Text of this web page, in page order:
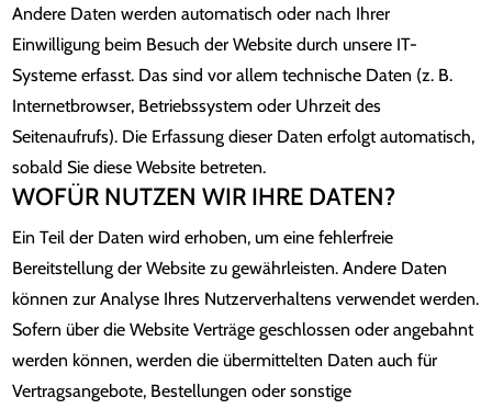
Andere Daten werden automatisch oder nach Ihrer
Einwilligung beim Besuch der Website durch unsere IT-
Systeme erfasst. Das sind vor allem technische Daten (z. B.
Internetbrowser, Betriebssystem oder Uhrzeit des
Seitenaufrufs). Die Erfassung dieser Daten erfolgt automatisch,
sobald Sie diese Website betreten.
WOFÜR NUTZEN WIR IHRE DATEN?
Ein Teil der Daten wird erhoben, um eine fehlerfreie
Bereitstellung der Website zu gewährleisten. Andere Daten
können zur Analyse Ihres Nutzerverhaltens verwendet werden.
Sofern über die Website Verträge geschlossen oder angebahnt
werden können, werden die übermittelten Daten auch für
Vertragsangebote, Bestellungen oder sonstige